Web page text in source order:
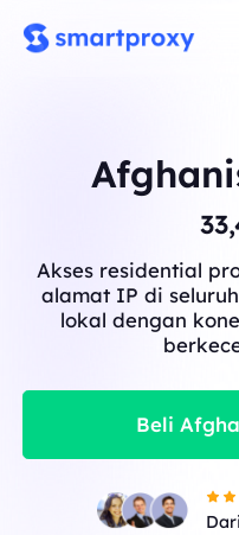
Akses residential
alamat IP di
lokal dengan
Beli